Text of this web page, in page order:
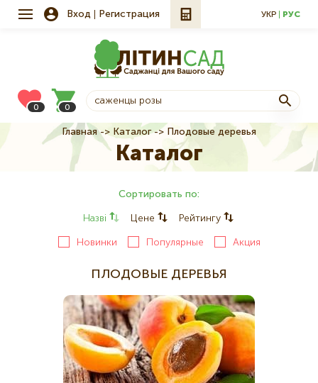
Вход Регистрация УКР РУС
0 0
Строка
навигации
Главная Каталог Плодовые деревья
Каталог
Сортировать по:
Назві Цене Рейтингу
Новинки Популярные Акция
ПЛОДОВЫЕ ДЕРЕВЬЯ